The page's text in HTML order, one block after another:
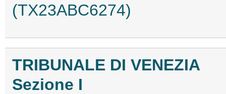
(TX23ABC6274)
TRIBUNALE DI VENEZIA
Sezione I